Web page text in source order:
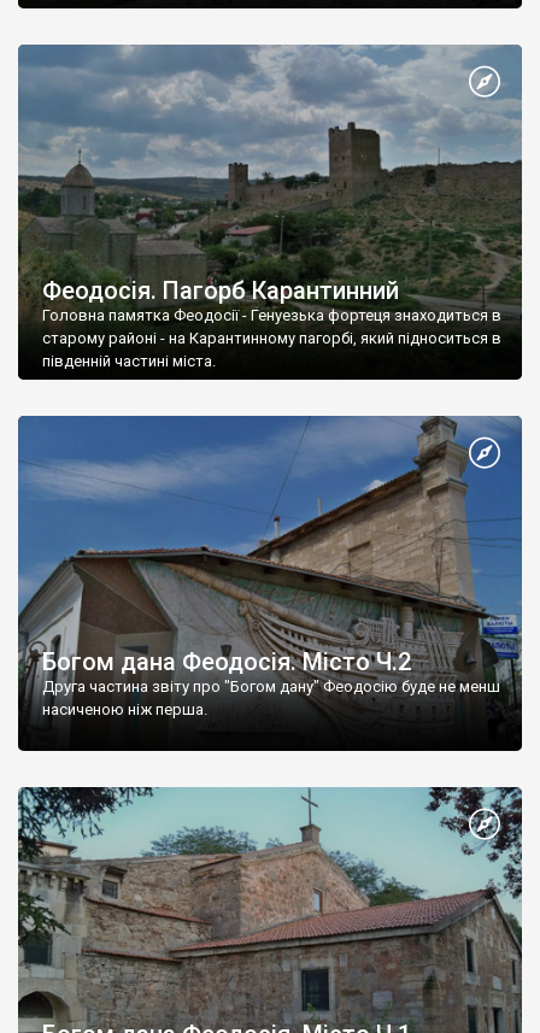
Феодосія. Пагорб Карантинний
Головна памятка Феодосії - Генуезька фортеця знаходиться в
старому районі - на Карантинному пагорбі, який підноситься в
південній частині міста.
Богом дана Феодосія. Місто Ч.2
Друга частина звіту про "Богом дану" Феодосію буде не менш
насиченою ніж перша.